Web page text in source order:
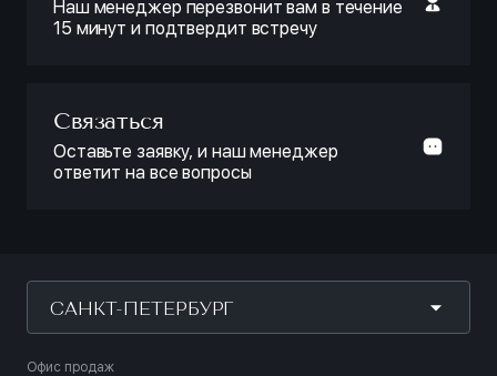
Наш менеджер перезвонит вам в течение
15 минут и подтвердит встречу
Связаться
Оставьте заявку, и наш менеджер
ответит на все вопросы
САНКТ-ПЕТЕРБУРГ
Офис продаж